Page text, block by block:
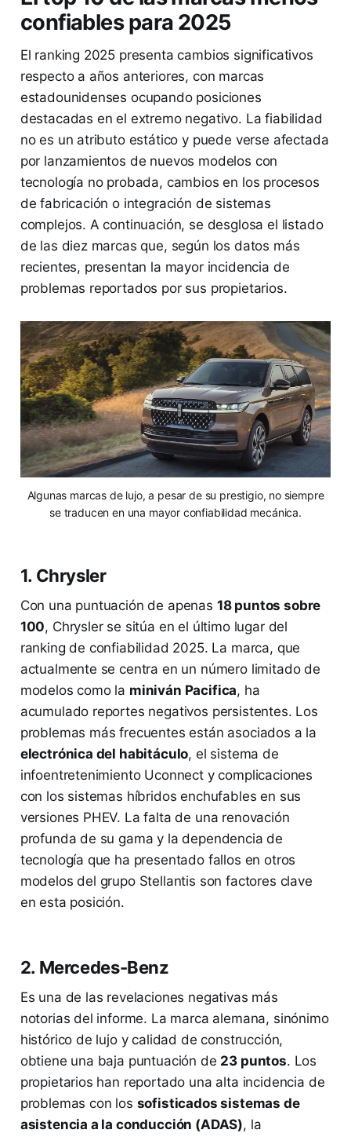
confiables para 2025
El ranking 2025 presenta cambios significativos
respecto a años anteriores, con marcas
estadounidenses ocupando posiciones
destacadas en el extremo negativo. La fiabilidad
no es un atributo estático y puede verse afectada
por lanzamientos de nuevos modelos con
tecnología no probada, cambios en los procesos
de fabricación o integración de sistemas
complejos. A continuación, se desglosa el listado
de las diez marcas que, según los datos más
recientes, presentan la mayor incidencia de
problemas reportados por sus propietarios.
Algunas marcas de lujo, a pesar de su prestigio, no siempre
se traducen en una mayor confiabilidad mecánica.
1. Chrysler
Con una puntuación de apenas 18 puntos sobre
100, Chrysler se sitúa en el último lugar del
ranking de confiabilidad 2025. La marca, que
actualmente se centra en un número limitado de
modelos como la miniván Pacifica, ha
acumulado reportes negativos persistentes. Los
problemas más frecuentes están asociados a la
electrónica del habitáculo, el sistema de
infoentretenimiento Uconnect y complicaciones
con los sistemas híbridos enchufables en sus
versiones PHEV. La falta de una renovación
profunda de su gama y la dependencia de
tecnología que ha presentado fallos en otros
modelos del grupo Stellantis son factores clave
en esta posición.
2. Mercedes-Benz
Es una de las revelaciones negativas más
notorias del informe. La marca alemana, sinónimo
histórico de lujo y calidad de construcción,
obtiene una baja puntuación de 23 puntos. Los
propietarios han reportado una alta incidencia de
problemas con los sofisticados sistemas de
asistencia a la conducción (ADAS), la